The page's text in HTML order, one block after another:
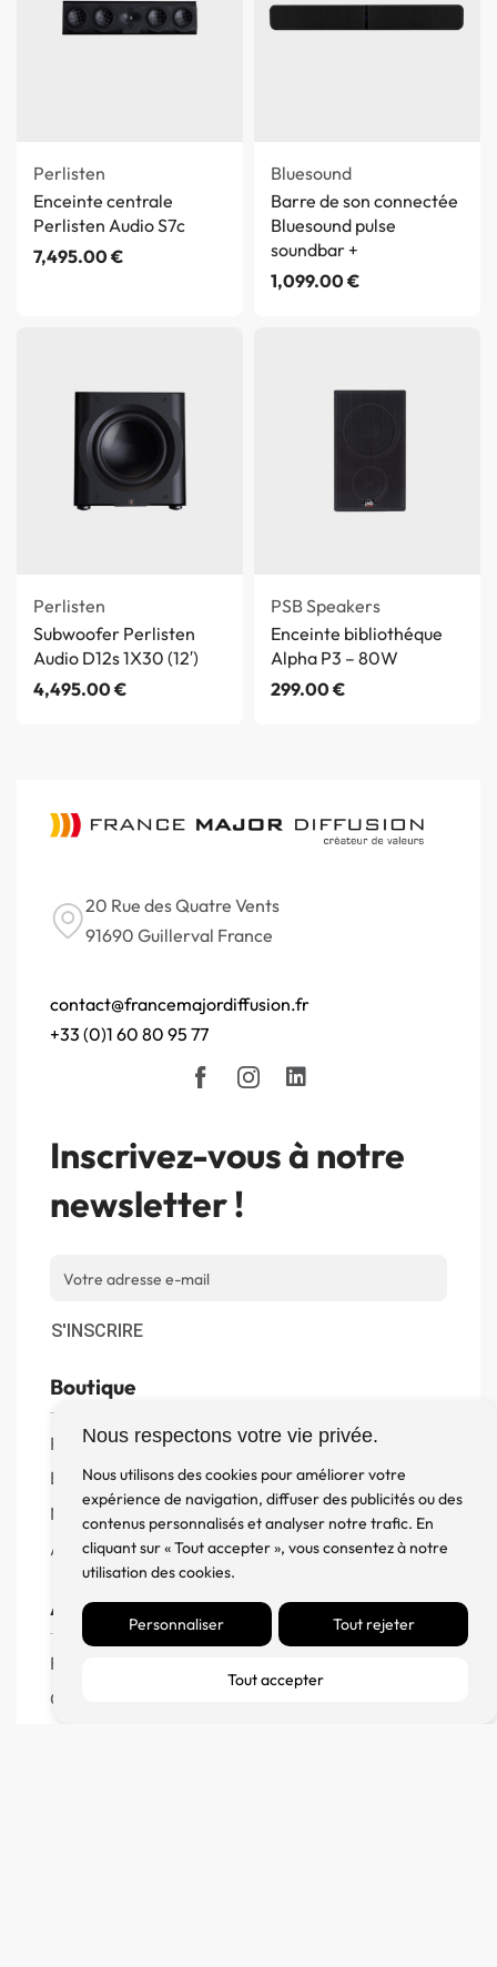
Nous respectons votre vie privée.
Nous utilisons des cookies pour améliorer votre
expérience de navigation, diffuser des publicités ou des
contenus personnalisés et analyser notre trafic. En
cliquant sur « Tout accepter », vous consentez à notre
utilisation des cookies.
Personnaliser Tout rejeter
Tout accepter
Perlisten
Enceinte centrale
Perlisten Audio S7c
7,495.00€
Bluesound
Barre de son connectée
Bluesound pulse
soundbar +
1,099.00€
Perlisten
Subwoofer Perlisten
Audio D12s 1X30 (12′)
4,495.00€
PSB Speakers
Enceinte bibliothéque
Alpha P3 – 80W
299.00€
20 Rue des Quatre Vents
91690 Guillerval France
contact@francemajordiffusion.fr
+33 (0)1 60 80 95 77
Inscrivez-vous à notre
newsletter !
S'INSCRIRE
Boutique
Produits
Enceintes
Meuble, Rack et Support
Accessoires
Aide
FAQ
CGV